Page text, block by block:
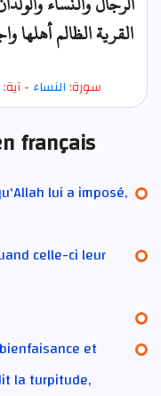
القرية الظالم أهلها
سورة:النساء-
français
lui a imposé,
celle-ci leur
et
la turpitude,